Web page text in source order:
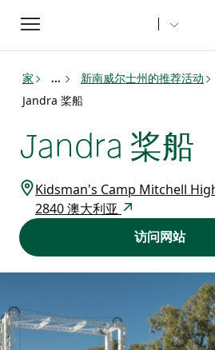
Toggle
navigation
家 ... 新南威尔士州的推荐活动
Jandra 桨船
Jandra 桨船
Kidsman's Camp Mitchell
2840 澳大利亚
访问网站